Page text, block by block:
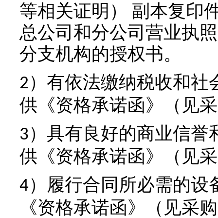
等相关证明）
副本复印
总公司和分公司营业执
分支机构的授权书。
2）有依法缴纳税收和
供《资格承诺函》（见
3）具有良好的商业信
供《资格承诺函》（见
4）履行合同所必需的设
《资格承诺函》（见采